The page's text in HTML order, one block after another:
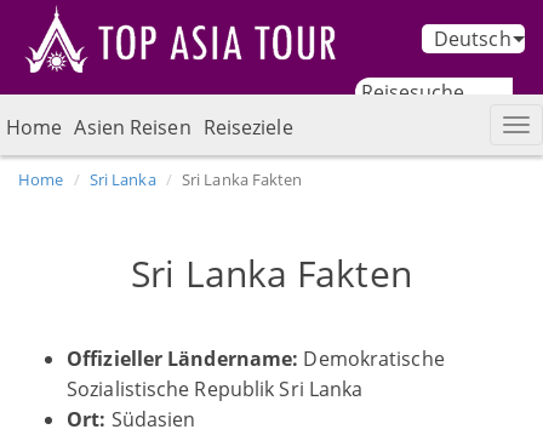
Deutsch
Home Asien Reisen Reiseziele
Home Sri Lanka Sri Lanka Fakten
Sri Lanka Fakten
Offizieller Ländername: Demokratische
Sozialistische Republik Sri Lanka
Ort: Südasien